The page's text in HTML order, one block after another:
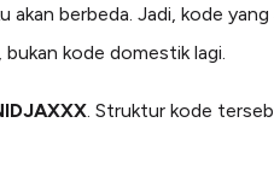
berbeda. Jadi, kode yang
kode domestik lagi.
. Struktur kode